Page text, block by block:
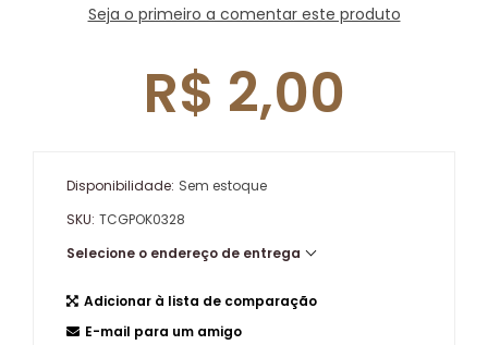
Seja o primeiro a comentar este produto
R$ 2,00
Disponibilidade: Sem estoque
SKU: TCGPOK0328
Selecione o endereço de entrega
Adicionar à lista de comparação
E-mail para um amigo